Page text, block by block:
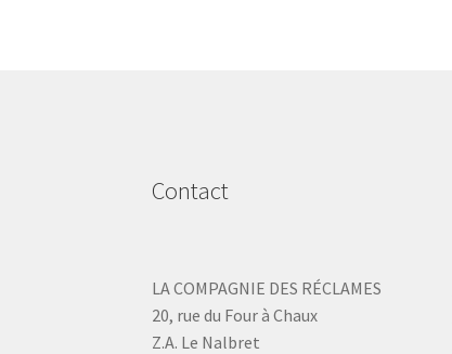
Contact
LA COMPAGNIE DES RÉCLAMES
20, rue du Four à Chaux
Z.A. Le Nalbret